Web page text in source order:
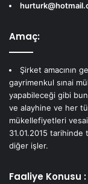
Amaç:
Şirket amacının
gayrimenkul sınai
yapabileceği gibi
ve alayhine ve her
mükellefiyetleri
31.01.2015 tarihinde
diğer işler.
Faaliye Konusu :